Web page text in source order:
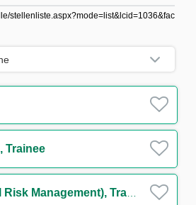
stellenliste.aspx?mode=list&lcid=1036&fac
Trainee